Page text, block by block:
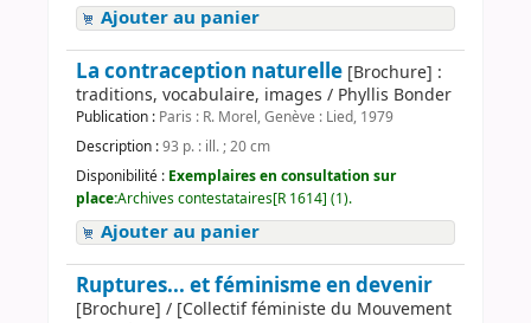
Ajouter au panier
La contraception naturelle [Brochure] :
traditions, vocabulaire, images / Phyllis Bonder
Publication : Paris : R. Morel, Genève : Lied, 1979
Description :93 p. : ill. ; 20 cm
Disponibilité : Exemplaires en consultation sur
place:Archives contestataires[R 1614] (1).
Ajouter au panier
Ruptures... et féminisme en devenir
[Brochure] / [Collectif féministe du Mouvement